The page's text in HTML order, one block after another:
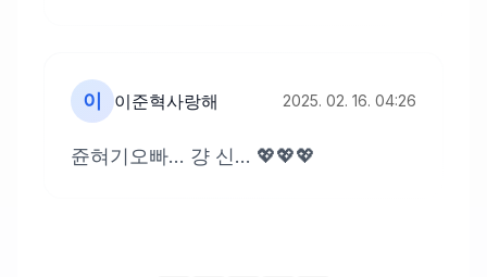
이 이준혁사랑해 2025. 02. 16. 04:26
쥰혀기오빠... 걍 신... 💖💖💖